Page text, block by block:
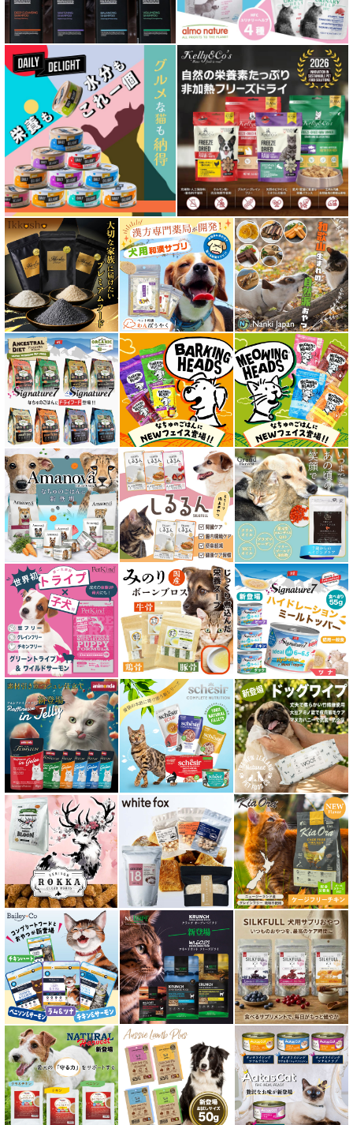
低脂肪 ドライフード for DOG
特集 ドッグフードの涙やけ対策
特集 穀物不使用 ドッグフード（ドライ）
フリーズドライ ドッグフード
エアドライ ドッグフード
愛猫用ウェット300円以下コーナー
全年齢対応 フード for CAT
キトン用 フード for CAT
成猫用 フード for CAT
シニア猫用 フード for CAT
皮膚・被毛ケア対応 フード for CAT
食物アレルギー対応キャットフード
腎臓ケア対応キャットフード
関節サポート対応 フード for CAT
糖尿ケア対応 フード for CAT
肥満ケア対応 フード for CAT
泌尿器ケア対応 フード for CAT
胃腸ケア対応 フード for CAT
口腔内・喉ケア対応商品 猫用
食欲サポート対応キャットフード
肝臓ケア対応キャットフード
免疫サポート 猫用
低脂肪 ドライフード for CAT
水分補給用ウェットフード for CAT